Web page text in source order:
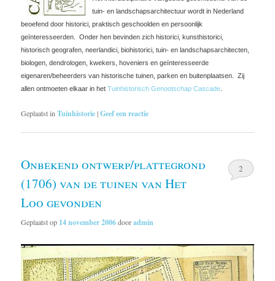
tuin- en landschapsarchitectuur wordt in Nederland
beoefend door historici, praktisch geschoolden en persoonlijk
geïnteresseerden. Onder hen bevinden zich historici, kunsthistorici,
historisch geografen, neerlandici, biohistorici, tuin- en landschapsarchitecten,
biologen, dendrologen, kwekers, hoveniers en geïnteresseerde
eigenaren/beheerders van historische tuinen, parken en buitenplaatsen. Zij
allen ontmoeten elkaar in hetTuinhistorisch Genootschap Cascade
Geplaatst in Tuinhistorie|Geef een reactie
Onbekend ontwerp/plattegrond
(1706) van de tuinen van Het
Loo gevonden
Geplaatst op 14 november 2006dooradmin
2